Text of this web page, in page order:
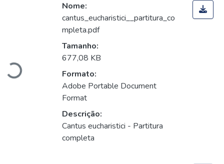
Carregando...
Nome:
cantus_eucharistici__partitura_co
mpleta.pdf
Tamanho:
677,08 KB
Formato:
Adobe Portable Document
Format
Descrição:
Cantus eucharistici - Partitura
completa